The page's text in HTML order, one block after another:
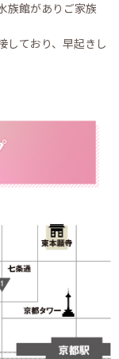
族館がありご家族
しており、早起きし